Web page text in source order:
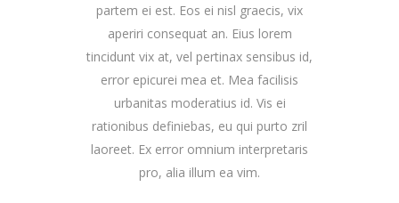
partem ei est. Eos ei nisl graecis, vix
aperiri consequat an. Eius lorem
tincidunt vix at, vel pertinax sensibus id,
error epicurei mea et. Mea facilisis
urbanitas moderatius id. Vis ei
rationibus definiebas, eu qui purto zril
laoreet. Ex error omnium interpretaris
pro, alia illum ea vim.